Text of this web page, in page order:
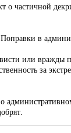
о частичной
в
или
за